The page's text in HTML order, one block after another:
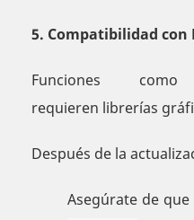
5. Compatibilidad con
Funciones
requieren librerías
Después de la
Asegúrate de